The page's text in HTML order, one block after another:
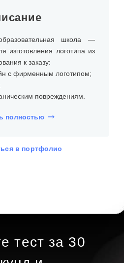
школа —
изготовления логотипа из
к заказу:
с фирменным логотипом;
повреждениям.
логотип из мха
и экологичное
полностью
в портфолио
тест за 30